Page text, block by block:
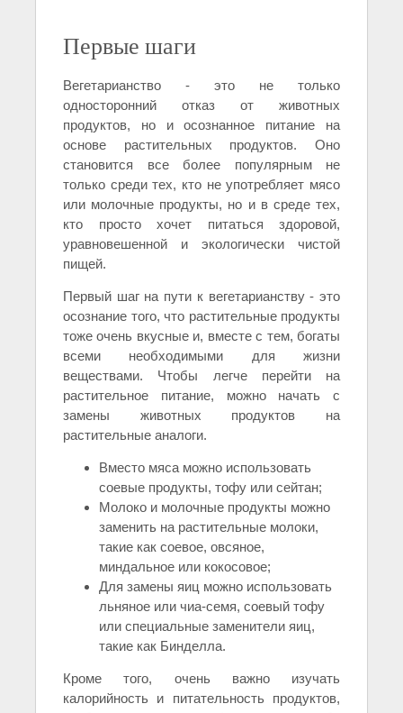
Первые шаги
Вегетарианство - это не только
односторонний отказ от животных
продуктов, но и осознанное питание на
основе растительных продуктов. Оно
становится все более популярным не
только среди тех, кто не употребляет мясо
или молочные продукты, но и в среде тех,
кто просто хочет питаться здоровой,
уравновешенной и экологически чистой
пищей.
Первый шаг на пути к вегетарианству - это
осознание того, что растительные продукты
тоже очень вкусные и, вместе с тем, богаты
всеми необходимыми для жизни
веществами. Чтобы легче перейти на
растительное питание, можно начать с
замены животных продуктов на
растительные аналоги.
Вместо мяса можно использовать
соевые продукты, тофу или сейтан;
Молоко и молочные продукты можно
заменить на растительные молоки,
такие как соевое, овсяное,
миндальное или кокосовое;
Для замены яиц можно использовать
льняное или чиа-семя, соевый тофу
или специальные заменители яиц,
такие как Бинделла.
Кроме того, очень важно изучать
калорийность и питательность продуктов,